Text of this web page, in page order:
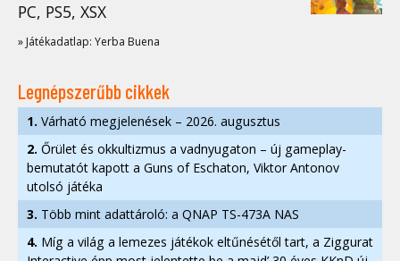
PC, PS5, XSX
» Játékadatlap: Yerba Buena
Legnépszerűbb cikkek
1. Várható megjelenések – 2026. augusztus
2. Őrület és okkultizmus a vadnyugaton – új gameplay-
bemutatót kapott a Guns of Eschaton, Viktor Antonov
utolsó játéka
3. Több mint adattároló: a QNAP TS-473A NAS
4. Míg a világ a lemezes játékok eltűnésétől tart, a Ziggurat